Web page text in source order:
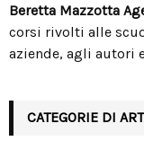
Beretta Mazzotta
corsi rivolti alle
aziende, agli autori
CATEGORIE DI